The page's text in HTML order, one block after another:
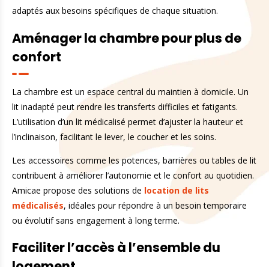
adaptés aux besoins spécifiques de chaque situation.
Aménager la chambre pour plus de
confort
La chambre est un espace central du maintien à domicile. Un
lit inadapté peut rendre les transferts difficiles et fatigants.
L’utilisation d’un lit médicalisé permet d’ajuster la hauteur et
l’inclinaison, facilitant le lever, le coucher et les soins.
Les accessoires comme les potences, barrières ou tables de lit
contribuent à améliorer l’autonomie et le confort au quotidien.
Amicae propose des solutions de location de lits
médicalisés, idéales pour répondre à un besoin temporaire
ou évolutif sans engagement à long terme.
Faciliter l’accès à l’ensemble du